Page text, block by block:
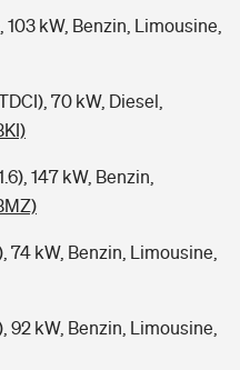
103 kW, Benzin, Limousine,
70 kW, Diesel,
147 kW, Benzin,
74 kW, Benzin, Limousine,
92 kW, Benzin, Limousine,